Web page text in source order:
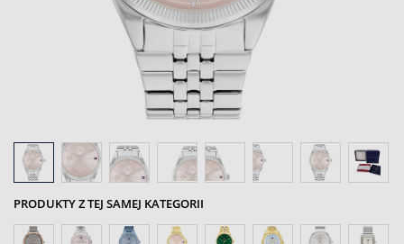
PRODUKTY Z TEJ SAMEJ KATEGORII